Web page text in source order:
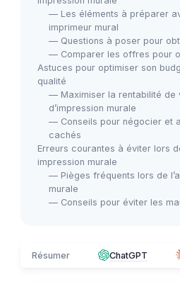
＋ Esthétique
Grande taille
＋
Idéal pour le
Voir l'offre
— Les éléments à préparer
imprimeur mural
— Questions à poser pour
— Comparer les offres pour
Astuces pour optimiser son
qualité
— Maximiser la rentabilité de
d’impression murale
— Conseils pour négocier et
cachés
Erreurs courantes à éviter lors
impression murale
— Pièges fréquents lors de
murale
— Conseils pour éviter les
Résumer ChatGPT